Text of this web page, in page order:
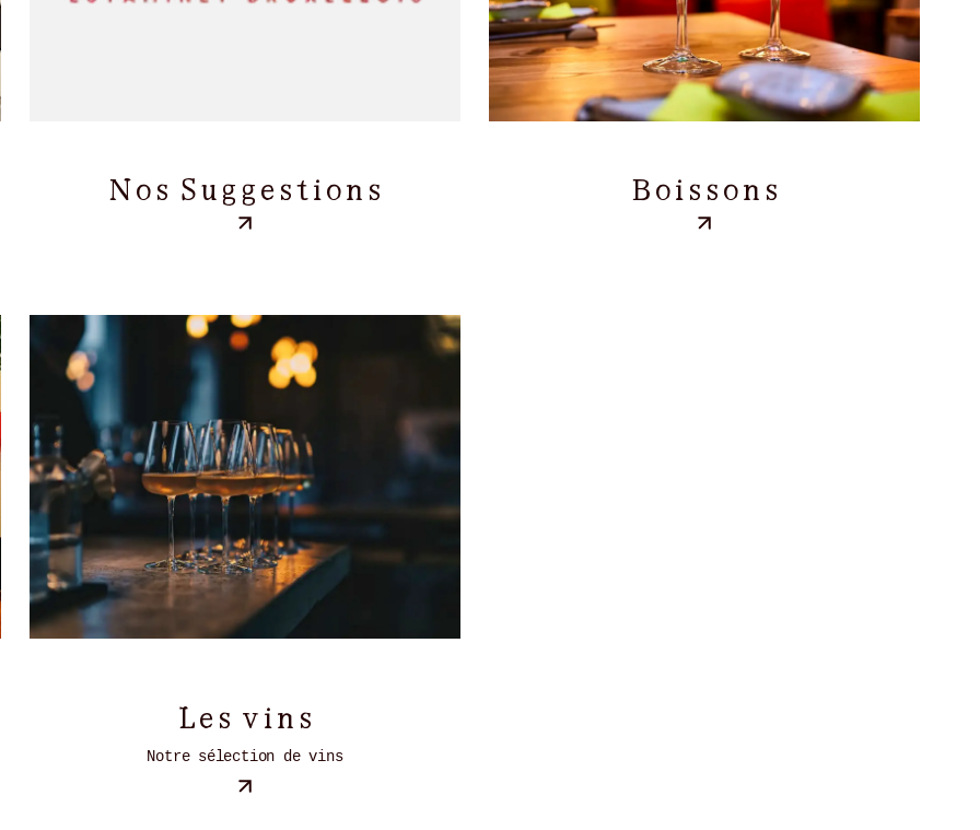
Nos Suggestions Boissons
Les vins
Notre sélection de vins